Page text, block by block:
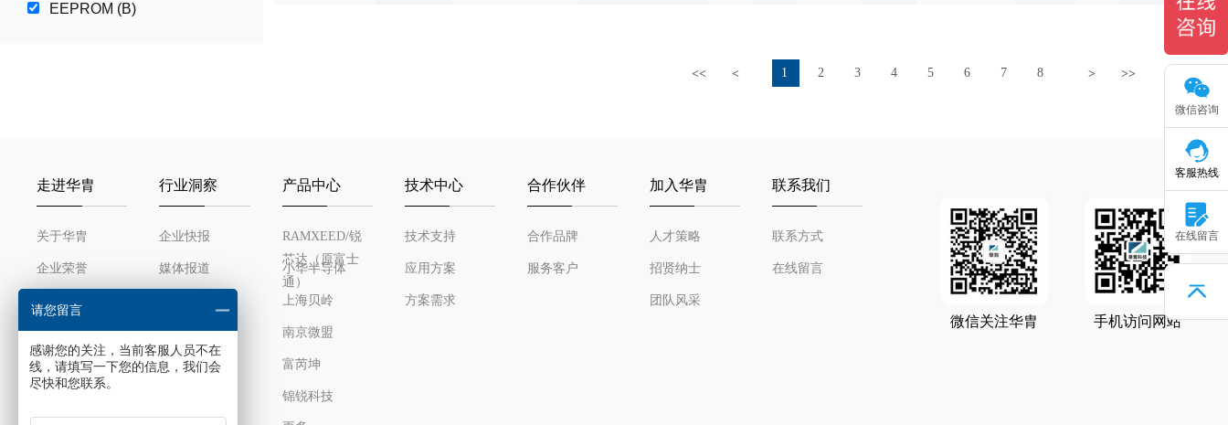
EEPROM (B)
VCOMP
RCH
RCL
XTH
<< < 1 2 3 4 5 6 7 8 > >>
走进华胄
关于华胄
企业荣誉
发展历程
组织架构
企业文化
行业洞察
企业快报
媒体报道
产品中心
RAMXEED/锐
芯达（原富士
通）
小华半导体
上海贝岭
南京微盟
富芮坤
锦锐科技
技术中心
技术支持
应用方案
方案需求
合作伙伴
合作品牌
服务客户
加入华胄
人才策略
招贤纳士
团队风采
联系我们
联系方式
在线留言
微信关注华胄 手机访问网站
微信咨询
客服热线
在线留言
请您留言
感谢您的关注，当前客服人员不在
线，请填写一下您的信息，我们会
尽快和您联系。